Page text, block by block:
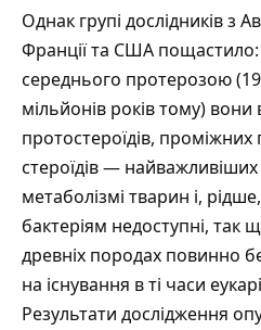
Однак групі дослідників з
Франції та США
середнього протерозою
мільйонів років тому) вони
протостероїдів, проміжних
стероїдів —
метаболізмі тварин і,
бактеріям недоступні, так
древніх породах повинно
на існування в ті часи
Результати дослідження